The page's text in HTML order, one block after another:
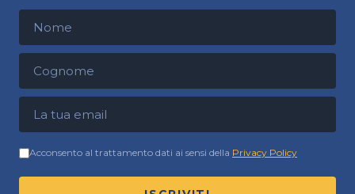
Nome
Cognome
Indirizzo email
Acconsento al trattamento dati ai sensi della Privacy Policy